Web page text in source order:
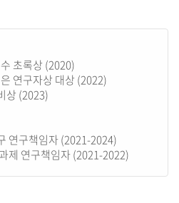
초록상 (2020)
연구자상 대상 (2022)
상 (2023)
연구책임자 (2021-2024)
제 연구책임자 (2021-2022)